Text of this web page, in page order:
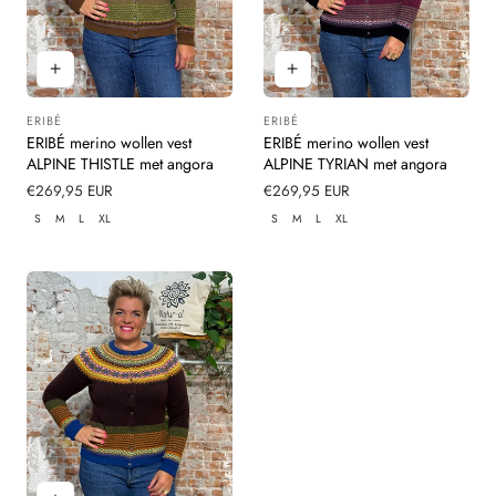
Leverancier:
ERIBÉ
ERIBÉ merino wollen vest
ALPINE THISTLE met angora
Normale
prijs
€269,95 EUR
S M L XL
Leverancier:
ERIBÉ
ERIBÉ merino wollen vest
ALPINE TYRIAN met angora
Normale
prijs
€269,95 EUR
S M L XL